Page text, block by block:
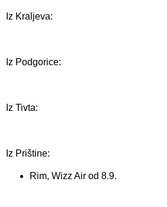
Iz Kraljeva:
Iz Podgorice:
Iz Tivta:
Iz Prištine:
Rim, Wizz Air od 8.9.